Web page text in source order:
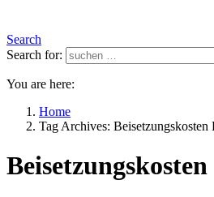
Search
Search for:
You are here:
Home
Tag Archives: Beisetzungskosten